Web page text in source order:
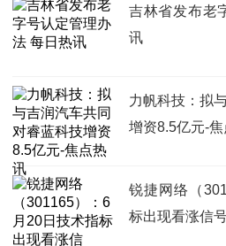
吉林省发布老
讯
力帆科技：拟
增资8.5亿元-
锐捷网络（
标出现看涨信